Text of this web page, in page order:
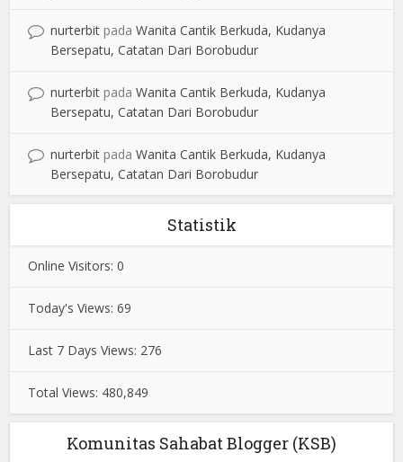
nurterbit padaWanita Cantik Berkuda, Kudanya
Bersepatu, Catatan Dari Borobudur
nurterbit padaWanita Cantik Berkuda, Kudanya
Bersepatu, Catatan Dari Borobudur
nurterbit padaWanita Cantik Berkuda, Kudanya
Bersepatu, Catatan Dari Borobudur
Statistik
Online Visitors:0
Today's Views:69
Last 7 Days Views: 276
Total Views: 480,849
Komunitas Sahabat Blogger (KSB)